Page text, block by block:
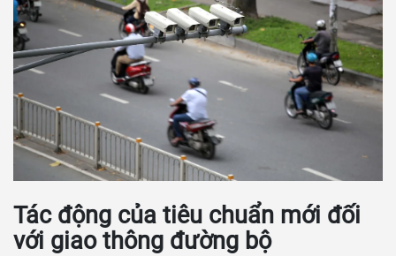
Tác động của tiêu chuẩn mới đối
với giao thông đường bộ